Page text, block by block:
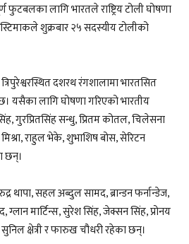
फुटबलका लागि भारतले राष्ट्रिय टोली घोषणा
शुक्रबार २५ सदस्यीय टोलीको
दशरथ रंगशालामा भारतसित
यसैका लागि घोषणा गरिएको भारतीय
गुरप्रितसिंह सन्धु, प्रितम कोतल, चिलेसना
राहुल भेके, शुभाशिष बोस, सेरिटन
छन्।
थापा, सहल अब्दुल सामद, ब्रान्डन फर्नान्डेज,
मार्टिन्स, सुरेश सिंह, जेक्सन सिंह, प्रोनय
क्षेत्री र फारुख चौधरी रहेका छन्।